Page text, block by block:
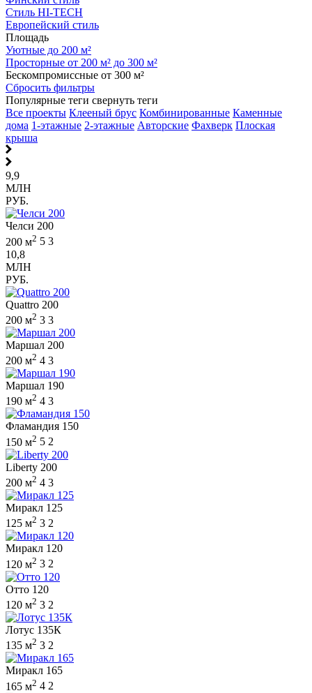
Стиль HI-TECH
Европейский стиль
Площадь
Уютные до 200 м²
Просторные от 200 м² до 300 м²
Бескомпромиссные от 300 м²
Сбросить фильтры
Популярные теги свернуть теги
Все проекты Клееный брус Комбинированные Каменные
дома 1-этажные 2-этажные Авторские Фахверк Плоская
крыша
9,9
МЛН
РУБ.
Челси 200
200 м2 5 3
10,8
МЛН
РУБ.
Quattro 200
200 м2 3 3
Маршал 200
200 м2 4 3
Маршал 190
190 м2 4 3
Фламандия 150
150 м2 5 2
Liberty 200
200 м2 4 3
Миракл 125
125 м2 3 2
Миракл 120
120 м2 3 2
Отто 120
120 м2 3 2
Лотус 135К
135 м2 3 2
Миракл 165
165 м2 4 2